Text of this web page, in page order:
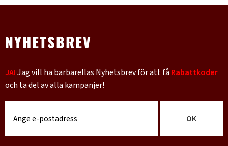
NYHETSBREV
JA!Jag vill ha barbarellas Nyhetsbrev för att fåRabattkoder
och ta del av alla kampanjer!
OK